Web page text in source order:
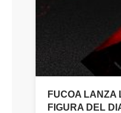
FUCOA LANZA
FIGURA DEL